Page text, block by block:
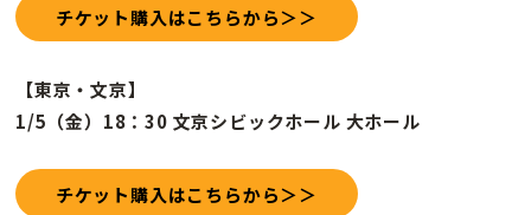
チケット購入はこちらから＞＞
【東京・文京】
1/5（金）18：30 文京シビックホール 大ホール
チケット購入はこちらから＞＞